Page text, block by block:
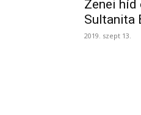
Zenei híd
Sultanita
2019. szept 13.